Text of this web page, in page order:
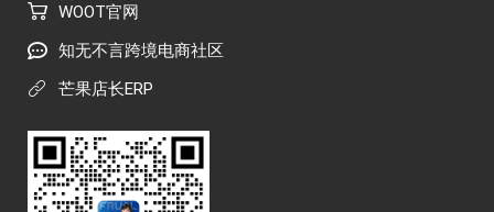
WOOT官网
知无不言跨境电商社区
芒果店长ERP